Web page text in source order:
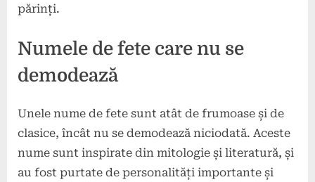
părinți.
Numele de fete care nu se
demodează
Unele nume de fete sunt atât de frumoase și de
clasice, încât nu se demodează niciodată. Aceste
nume sunt inspirate din mitologie și literatură, și
au fost purtate de personalități importante și